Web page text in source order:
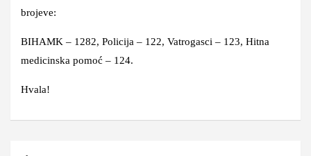
brojeve:
BIHAMK – 1282, Policija – 122, Vatrogasci – 123, Hitna
medicinska pomoć – 124.
Hvala!